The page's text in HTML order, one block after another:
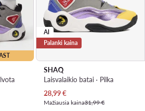
AI
Palanki kaina
SHAQ
Laisvalaikio batai · Pilka
Dabartinė kaina
28,99€
Mažiausia kaina31,99 €